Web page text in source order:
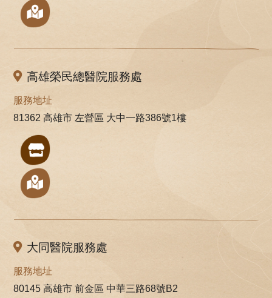
高雄榮民總醫院服務處
服務地址
81362 高雄市 左營區 大中一路386號1樓
大同醫院服務處
服務地址
80145 高雄市 前金區 中華三路68號B2